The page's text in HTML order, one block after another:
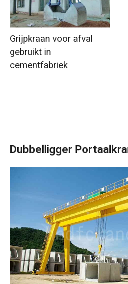
Grijpkraan voor afval
gebruikt in
cementfabriek
Dubbelligger